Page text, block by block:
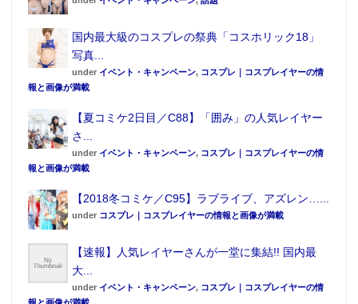
して繰り返し使うことができる。
国内最大級のコスプレの祭典「コスホリック18」
写真...
under イベント・キャンペーン, コスプレ｜コスプレイヤーの情
報と画像が満載
【夏コミケ2日目／C88】「囲み」の人気レイヤー
さ...
under イベント・キャンペーン, コスプレ｜コスプレイヤーの情
報と画像が満載
【2018冬コミケ／C95】ラブライブ、アズレン…...
under コスプレ｜コスプレイヤーの情報と画像が満載
【速報】人気レイヤーさんが一堂に集結!! 国内最
大...
under イベント・キャンペーン, コスプレ｜コスプレイヤーの情